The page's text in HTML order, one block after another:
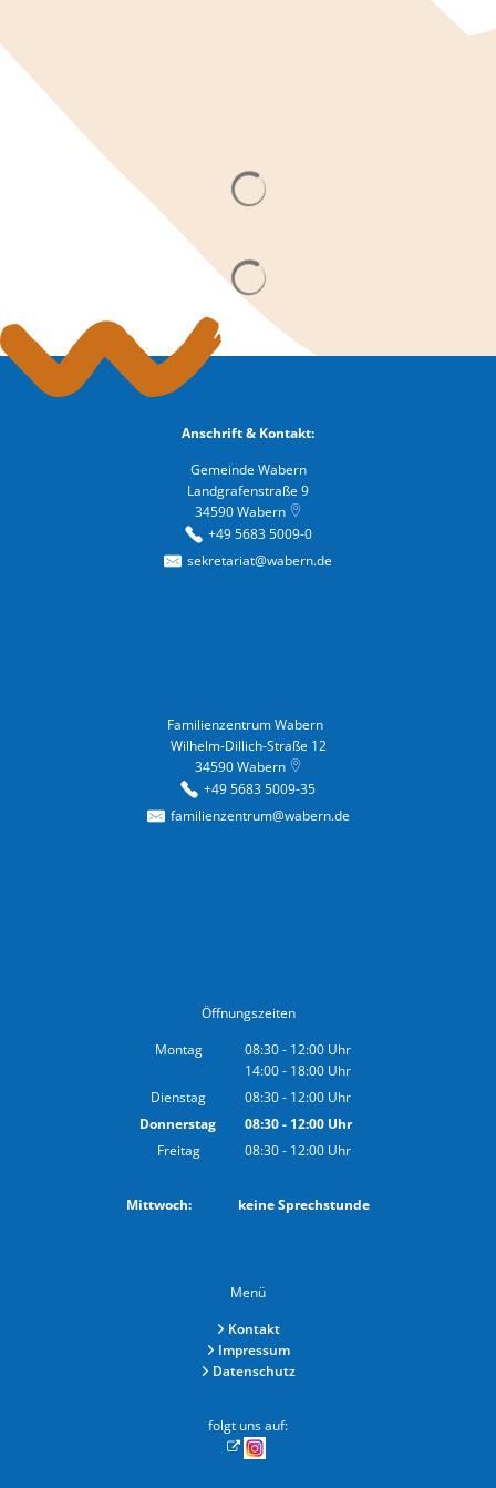
Anschrift & Kontakt:
Gemeinde Wabern
Landgrafenstraße 9
34590 Wabern
+49 5683 5009-0
sekretariat@wabern.de
Familienzentrum Wabern
Wilhelm-Dillich-Straße 12
34590 Wabern
+49 5683 5009-35
familienzentrum@wabern.de
Öffnungszeiten
Montag
08:30- 12:00 Uhr
Von 08:30 bis 12:00 Uhr
14:00- 18:00 Uhr
Von 14:00 bis 18:00 Uhr
Dienstag 08:30- 12:00 Uhr
Von 08:30 bis 12:00 Uhr
Donnerstag 08:30- 12:00Uhr
Von 08:30 bis 12:00 Uhr
Freitag 08:30- 12:00 Uhr
Mittwoch: keine Sprechstunde
Menü
Kontakt
Impressum
Datenschutz
folgt uns auf: